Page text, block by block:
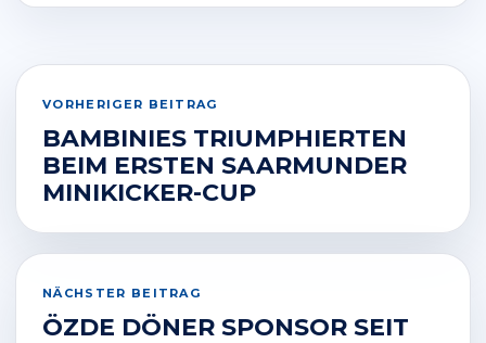
VORHERIGER BEITRAG
BAMBINIES TRIUMPHIERTEN
BEIM ERSTEN SAARMUNDER
MINIKICKER-CUP
NÄCHSTER BEITRAG
ÖZDE DÖNER SPONSOR SEIT